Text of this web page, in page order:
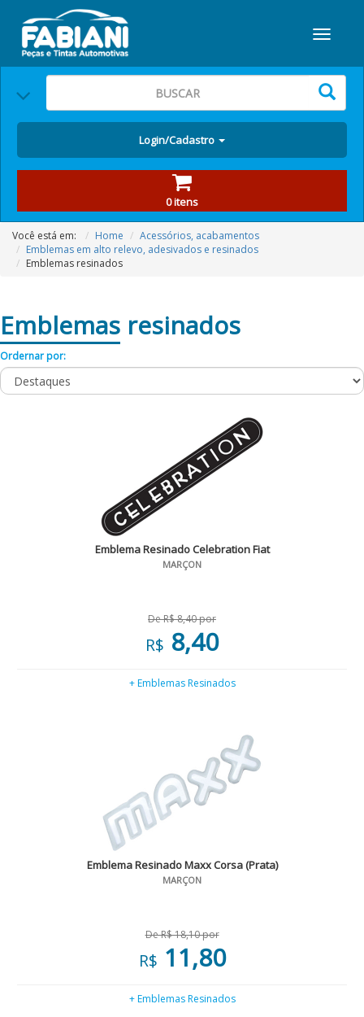
Login/Cadastro
0 itens
Você está em: Home
Acessórios, acabamentos
Emblemas em alto relevo, adesivados e resinados
Emblemas resinados
Emblemas resinados
Ordernar por:
Emblema Resinado Celebration Fiat
MARÇON
De R$ 8,40 por
R$ 8,40
+ Emblemas Resinados
Emblema Resinado Maxx Corsa (Prata)
MARÇON
De R$ 18,10 por
R$ 11,80
+ Emblemas Resinados